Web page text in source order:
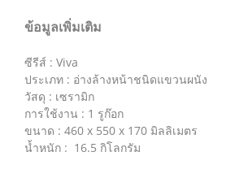
ข้อมูลเพิ่มเติม
ซีรีส์ : Viva
ประเภท : อ่างล้างหน้าชนิดแขวนผนัง
วัสดุ : เซรามิก
การใช้งาน : 1 รูก๊อก
ขนาด : 460 x 550 x 170 มิลลิเมตร
น้ำหนัก : 16.5 กิโลกรัม